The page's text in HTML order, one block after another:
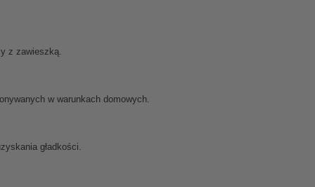
z zawieszką.
w warunkach domowych.
gładkości.